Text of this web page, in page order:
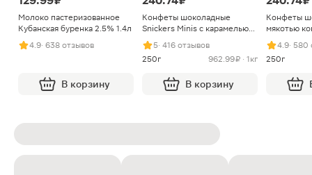
Молоко пастеризованное
Кубанская буренка 2.5% 1.4л
4.9· 638 отзывов
В корзину
Конфеты шоколадные
Snickers Minis с карамелью
арахисом и нугой
5· 416 отзывов
250г
962.99 ₽ · 1кг
В корзину
Конфеты
мякотью
4.9· 580
250г